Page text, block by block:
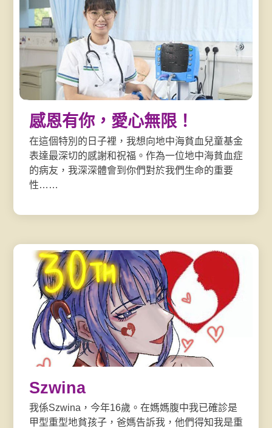
感恩有你，愛心無限！
在這個特別的日子裡，我想向地中海貧血兒童基金
表達最深切的感謝和祝福。作為一位地中海貧血症
的病友，我深深體會到你們對於我們生命的重要
性……
Szwina
我係Szwina，今年16歲。在媽媽腹中我已確診是
甲型重型地貧孩子，爸媽告訴我，他們得知我是重